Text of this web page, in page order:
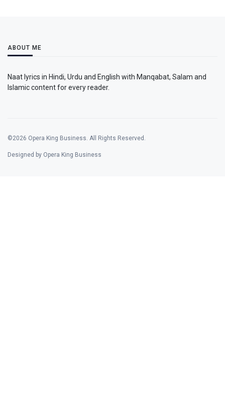
ABOUT ME
Naat lyrics in Hindi, Urdu and English with Manqabat, Salam and
Islamic content for every reader.
©2026 Opera King Business. All Rights Reserved.
Designed by Opera King Business